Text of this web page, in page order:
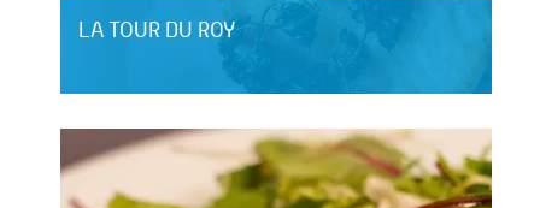
LA TOUR DU ROY